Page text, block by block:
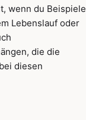
wenn du Beispiele
Lebenslauf oder
die die
diesen